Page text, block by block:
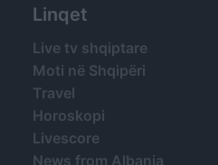
Linqet
Live tv shqiptare
Moti në Shqipëri
Travel
Horoskopi
Livescore
News from Albania